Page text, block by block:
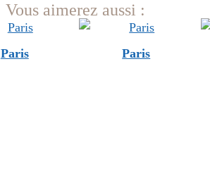
Vous aimerez aussi :
Paris
Paris